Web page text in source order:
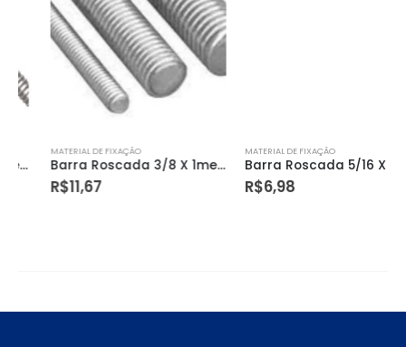
MATERIAL DE FIXAÇÃO
Barra Roscada 3/8 X 1metro
11,67
MATERIAL DE FIXAÇÃO
Barra Roscada 5/16 X 1metro
6,98